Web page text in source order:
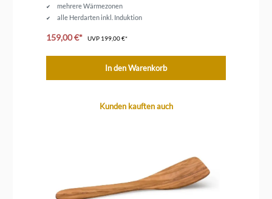
mehrere Wärmezonen
alle Herdarten inkl. Induktion
159,00 €* UVP 199,00 €*
In den Warenkorb
Produktgalerie überspringenKunden kauften auch